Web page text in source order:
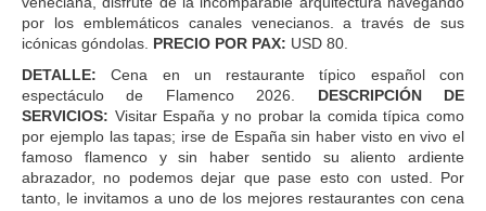
por los emblemáticos canales venecianos. a través de sus
icónicas góndolas. PRECIO POR PAX: USD 80.
DETALLE: Cena en un restaurante típico español con
espectáculo de Flamenco 2026. DESCRIPCIÓN DE
SERVICIOS: Visitar España y no probar la comida típica como
por ejemplo las tapas; irse de España sin haber visto en vivo el
famoso flamenco y sin haber sentido su aliento ardiente
abrazador, no podemos dejar que pase esto con usted. Por
tanto, le invitamos a uno de los mejores restaurantes con cena